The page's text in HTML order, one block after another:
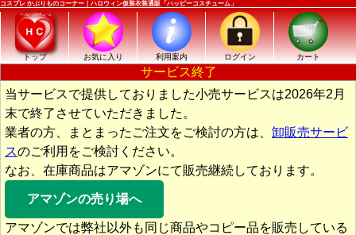
コスプレ かぶりものコーナー｜ハロウィン仮装衣装通販「ハッピーコスチューム」
トップ お気に入り 利用案内 ログイン カート
サービス終了
当サービスで提供しておりました小売サービスは2026年2月
末で終了させていただきました。
業者の方、まとまったご注文をご検討の方は、 卸販売サービ
スのご利用をご検討ください。
なお、在庫商品はアマゾンにて販売継続しております。
アマゾンの売り場へ
アマゾンでは弊社以外も同じ商品やコピー品を販売している